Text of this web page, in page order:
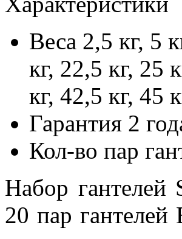
Веса 2,5 кг, 5
кг, 22,5 кг, 25
кг, 42,5 кг, 45
Гарантия 2
Кол-во пар
Набор гантелей
20 пар